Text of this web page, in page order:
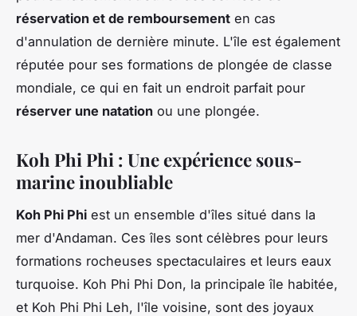
réservation et de remboursement en cas
d'annulation de dernière minute. L'île est également
réputée pour ses formations de plongée de classe
mondiale, ce qui en fait un endroit parfait pour
réserver une natation ou une plongée.
Koh Phi Phi : Une expérience sous-
marine inoubliable
Koh Phi Phi est un ensemble d'îles situé dans la
mer d'Andaman. Ces îles sont célèbres pour leurs
formations rocheuses spectaculaires et leurs eaux
turquoise. Koh Phi Phi Don, la principale île habitée,
et Koh Phi Phi Leh, l'île voisine, sont des joyaux